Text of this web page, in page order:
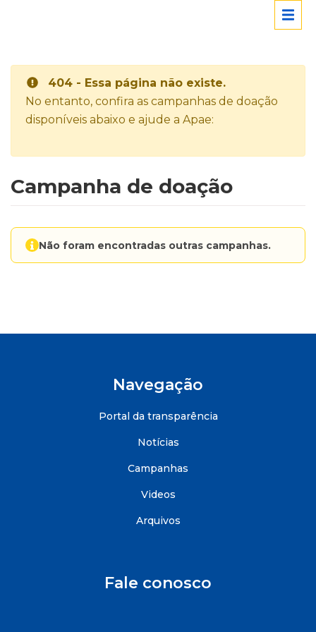
404 - Essa página não existe.
No entanto, confira as campanhas de doação
disponíveis abaixo e ajude a Apae:
Campanha de doação
Não foram encontradas outras campanhas.
Navegação
Portal da transparência
Notícias
Campanhas
Videos
Arquivos
Fale conosco